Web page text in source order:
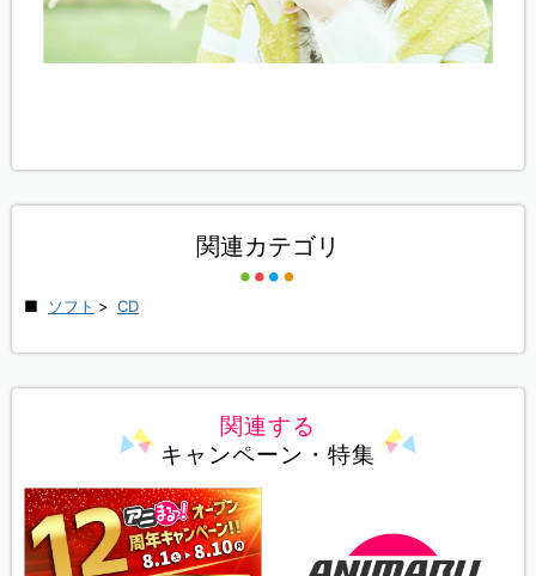
関連カテゴリ
ソフト > CD
関連する
キャンペーン・特集